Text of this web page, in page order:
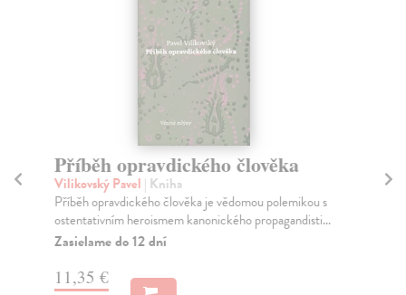
Příběh opravdického člověka
Vilikovský Pavel | Kniha
Příběh opravdického člověka je vědomou polemikou s
ostentativním heroismem kanonického propagandisti...
Zasielame do 12 dní
11,35 €